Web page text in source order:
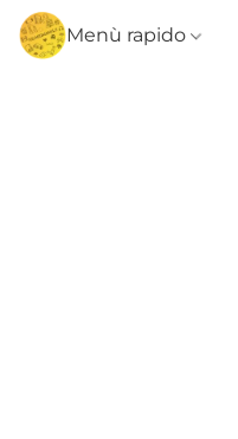
Menù rapido